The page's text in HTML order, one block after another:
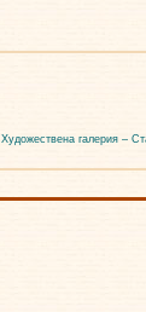
Художествена галерия –